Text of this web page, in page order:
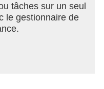
tâches sur un seul
le gestionnaire de